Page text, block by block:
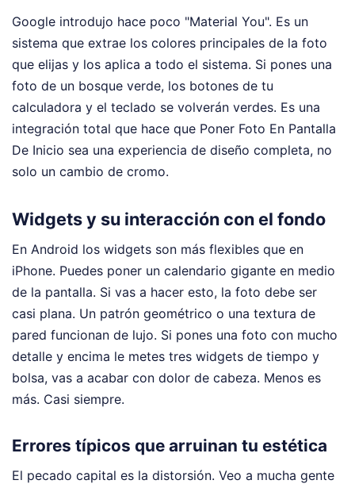
Google introdujo hace poco "Material You". Es un
sistema que extrae los colores principales de la foto
que elijas y los aplica a todo el sistema. Si pones una
foto de un bosque verde, los botones de tu
calculadora y el teclado se volverán verdes. Es una
integración total que hace que Poner Foto En Pantalla
De Inicio sea una experiencia de diseño completa, no
solo un cambio de cromo.
Widgets y su interacción con el fondo
En Android los widgets son más flexibles que en
iPhone. Puedes poner un calendario gigante en medio
de la pantalla. Si vas a hacer esto, la foto debe ser
casi plana. Un patrón geométrico o una textura de
pared funcionan de lujo. Si pones una foto con mucho
detalle y encima le metes tres widgets de tiempo y
bolsa, vas a acabar con dolor de cabeza. Menos es
más. Casi siempre.
Errores típicos que arruinan tu estética
El pecado capital es la distorsión. Veo a mucha gente